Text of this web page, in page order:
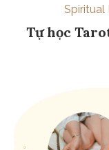
Spiritual
Tự học